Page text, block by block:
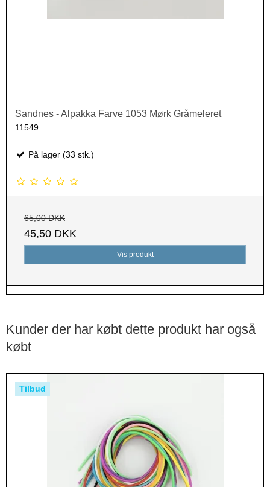
Sandnes - Alpakka Farve 1053 Mørk Gråmeleret
11549
På lager (33 stk.)
65,00 DKK
45,50 DKK
Vis produkt
Kunder der har købt dette produkt har også
købt
Tilbud